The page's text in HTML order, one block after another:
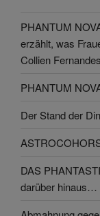
PHANTUM
erzählt, was
Collien Fernandes
PHANTUM
Der Stand der
DAS
darüber hinaus…